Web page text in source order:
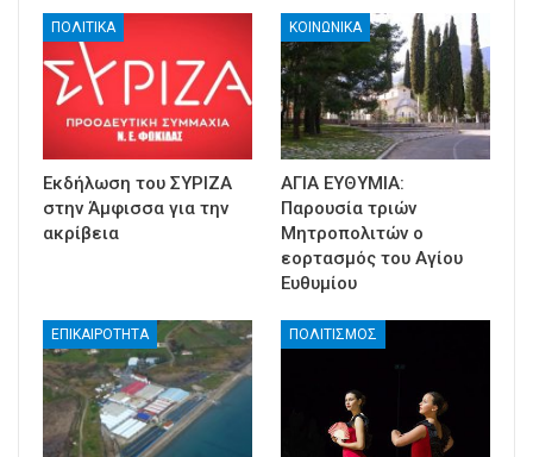
ΠΟΛΙΤΙΚΑ
Εκδήλωση του ΣΥΡΙΖΑ
στην Άμφισσα για την
ακρίβεια
ΚΟΙΝΩΝΙΚΑ
ΑΓΙΑ ΕΥΘΥΜΙΑ:
Παρουσία τριών
Μητροπολιτών ο
εορτασμός του Αγίου
Ευθυμίου
ΕΠΙΚΑΙΡΟΤΗΤΑ ΠΟΛΙΤΙΣΜΟΣ